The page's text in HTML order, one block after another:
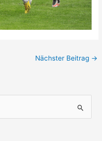
Nächster Beitrag →